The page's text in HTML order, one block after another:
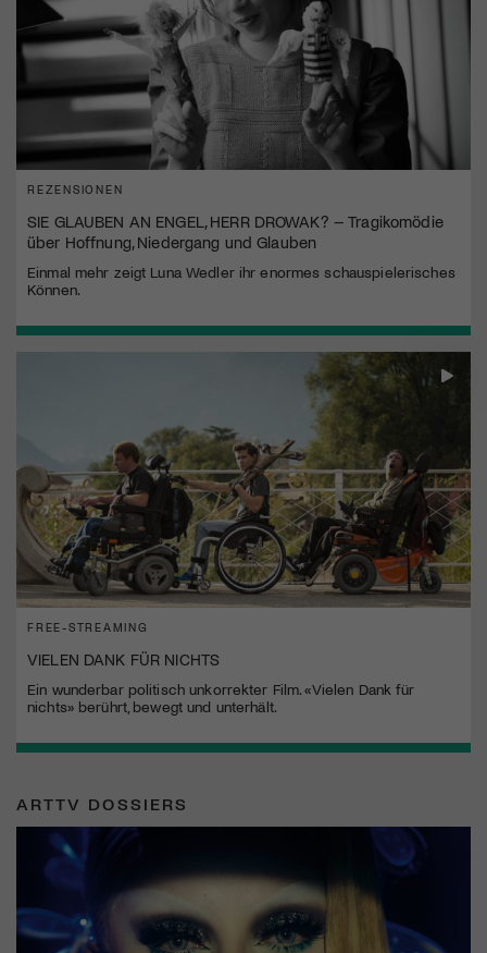
REZENSIONEN
SIE GLAUBEN AN ENGEL, HERR DROWAK? – Tragikomödie
über Hoffnung, Niedergang und Glauben
Einmal mehr zeigt Luna Wedler ihr enormes schauspielerisches
Können.
FREE-STREAMING
VIELEN DANK FÜR NICHTS
Ein wunderbar politisch unkorrekter Film. «Vielen Dank für
nichts» berührt, bewegt und unterhält.
ARTTV DOSSIERS